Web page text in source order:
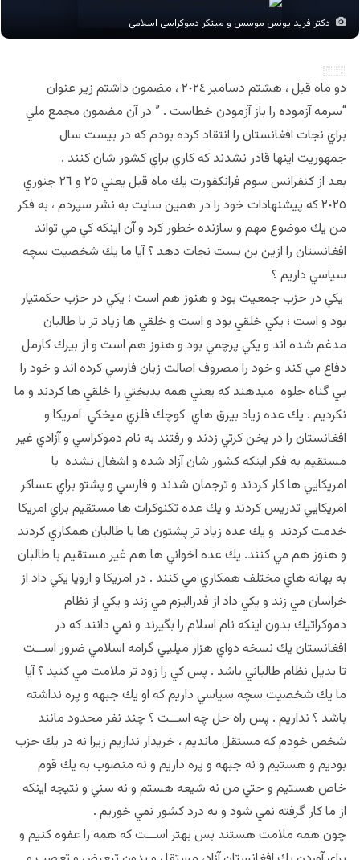
دکتر فرید یونس موسس و مبتکر دموکراسی اسلامی
دو ماه قبل ، هشتم دسامبر ٢٠٢٤ ، مضمون داشتم زير عنوان
“سرمه آزموده را باز آزمودن خطاست . ” در آن مضمون مجمع ملي
براي نجات افغانستان را انتقاد كرده بودم كه در بيست سال
جمهوريت اينها قادر نشدند كه كاري براي كشور شان كنند .
بعد از كنفرانس سوم فرانكفورت يك ماه قبل يعني ٢٥ و ٢٦ جنوري
٢٠٢٥ كه پيشنهادات خود را در همين سايت به نشر سپردم ، به فكر
من يك موضوع مهم و سازنده خطور كرد و آن اينكه كي مي تواند
افغانستان را ازين بن بست نجات دهد ؟ آيا ما يك شخصيت سچه
سياسي داريم ؟
يكي در حزب جمعيت بود و هنوز هم است ؛ يكي در حزب حكمتيار
بود و است ؛ يكي خلقي بود و است و خلقي ها زياد تر با طالبان
مدغم شده اند و يكي پرچمي بود و هنوز هم است و از بيرك كارمل
دفاع مي كند و خود را مصروف اصالت زبان فارسي كرده اند و خود را
بي گناه جلوه ميدهند كه يعني همه بدبختي را خلقي ها كردند و ما
نكرديم . يك عده زياد بيرق هاي كوچك فلزي ميخكي امريكا و
افغانستان را در يخن كرتي زدند و رفتند به نام دموكراسي و آزادي غير
مستقيم به فكر اينكه كشور شان آزاد شده و اشغال نشده با
امريكايي ها كار كردند و ترجمان شدند و فارسي و پشتو براي عساكر
امريكايي تدريس كردند و يك عده تكنوكرات ها مستقيم براي امريكا
خدمت كردند و يك عده زياد تر پشتون ها با طالبان همكاري كردند
و هنوز هم مي كنند. يك عده اخواني ها هم غير مستقيم با طالبان
به بهانه هاي مختلف همكاري مي كنند . در امريكا و اروپا يكي داد از
خراسان مي زند و يكي داد از فدراليزم مي زند و يكي از نظام
دموكراتيك بدون اينكه نام اسلام را بگيرند و نمي دانند كه در
افغانستان يك نسخه دواي هزار ميليي گرامه اسلامي ضرور اســت
تا بديل نظام طالباني باشد . پس كي را زود تر ملامت مي كنيد ؟ آيا
ما يك شخصيت سچه سياسي داريم كه او يك جبهه و پره نداشته
باشد ؟ نداريم . پس راه حل چه اســت ؟ چند نفر محدود مانند
شخص خودم كه مستقل مانديم ، خريدار نداريم زيرا نه در يك حزب
بوديم و هستيم و نه جبهه و پره داريم و نه منصوب به يك قوم
خاص هستيم و حتي من نه شيعه هستم و نه سني و نتيجه اينكه
از ما كار گرفته نمي شود و به درد كشور نمي خوريم .
چون همه ملامت هستند بس بهتر اســت كه همه را عفوه كنيم و